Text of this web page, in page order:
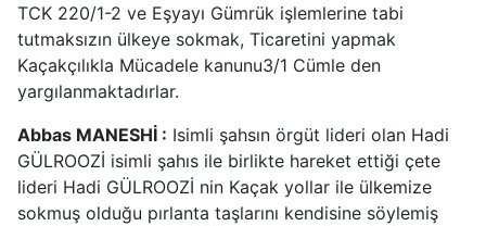
TCK 220/1-2 ve Eşyayı Gümrük işlemlerine tabi
tutmaksızın ülkeye sokmak, Ticaretini yapmak
Kaçakçılıkla Mücadele kanunu3/1 Cümle den
yargılanmaktadırlar.
Abbas MANESHİ : Isimli şahsın örgüt lideri olan Hadi
GÜLROOZİ isimli şahıs ile birlikte hareket ettiği çete
lideri Hadi GÜLROOZİ nin Kaçak yollar ile ülkemize
sokmuş olduğu pırlanta taşlarını kendisine söylemiş